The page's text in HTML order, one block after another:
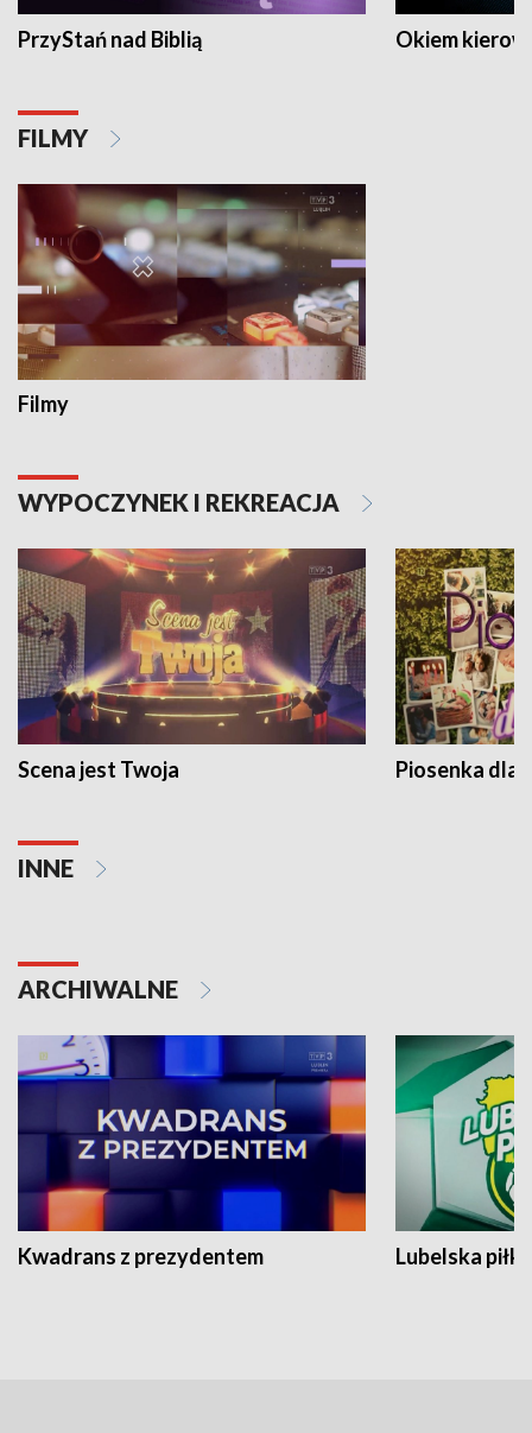
PrzyStań nad Biblią Okiem
FILMY
Filmy
WYPOCZYNEK I REKREACJA
Scena jest Twoja Piosenka dla
INNE
ARCHIWALNE
Kwadrans z prezydentem Lubelska piłka